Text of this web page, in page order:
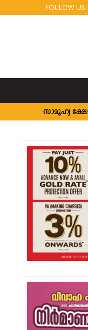
FOLLOW US:
സാമൂഹ്യ ക്ഷേമ